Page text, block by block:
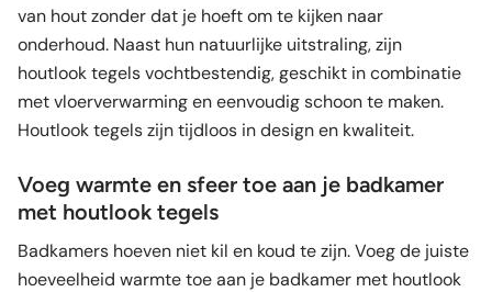
van hout zonder dat je hoeft om te kijken naar
onderhoud. Naast hun natuurlijke uitstraling, zijn
houtlook tegels vochtbestendig, geschikt in combinatie
met vloerverwarming en eenvoudig schoon te maken.
Houtlook tegels zijn tijdloos in design en kwaliteit.
Voeg warmte en sfeer toe aan je badkamer
met houtlook tegels
Badkamers hoeven niet kil en koud te zijn. Voeg de juiste
hoeveelheid warmte toe aan je badkamer met houtlook